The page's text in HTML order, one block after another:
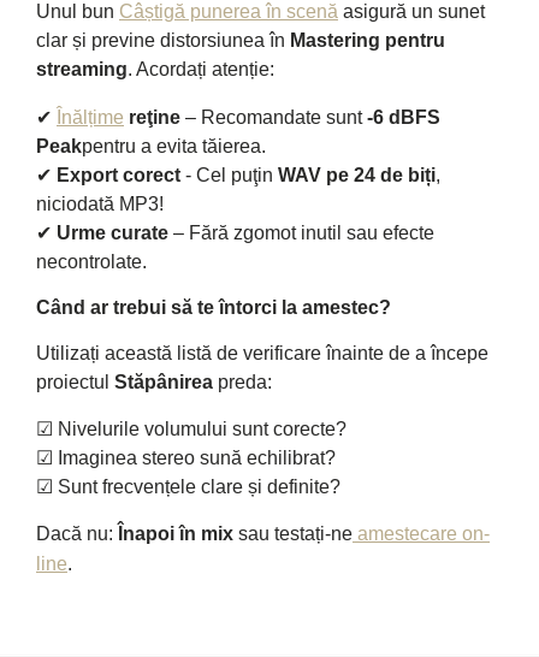
Unul bun Câștigă punerea în scenă asigură un sunet
clar și previne distorsiunea în Mastering pentru
streaming. Acordați atenție:
✔ Înălțime reţine – Recomandate sunt-6 dBFS
Peakpentru a evita tăierea.
✔ Export corect - Cel puţin WAV pe 24 de biți,
niciodată MP3!
✔ Urme curate – Fără zgomot inutil sau efecte
necontrolate.
Când ar trebui să te întorci la amestec?
Utilizați această listă de verificare înainte de a începe
proiectul Stăpânirea preda:
☑ Nivelurile volumului sunt corecte?
☑ Imaginea stereo sună echilibrat?
☑ Sunt frecvențele clare și definite?
Dacă nu: Înapoi în mix sau testați-ne amestecare on-
line.